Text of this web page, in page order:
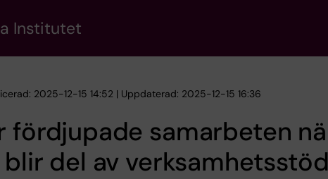
Institutet
2025-12-15 14:52 | Uppdaterad: 2025-12-15 16:36
fördjupade samarbeten
blir del av